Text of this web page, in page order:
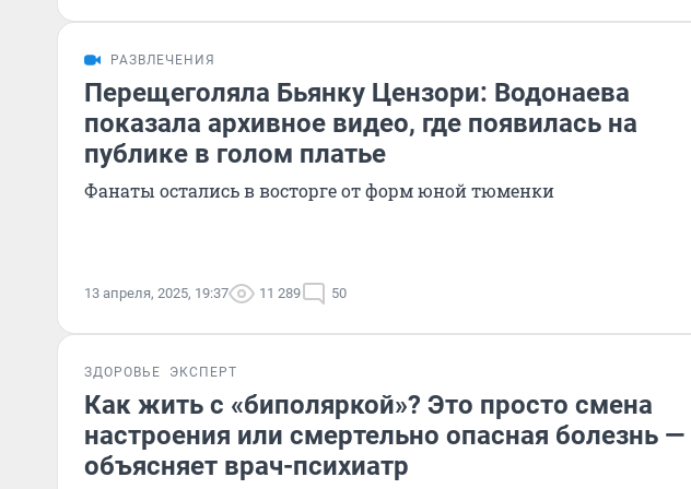
РАЗВЛЕЧЕНИЯ
Перещеголяла Бьянку Цензори: Водонаева
показала архивное видео, где появилась на
публике в голом платье
Фанаты остались в восторге от форм юной тюменки
13 апреля, 2025, 19:37 11 289 50
ЗДОРОВЬЕ ЭКСПЕРТ
Как жить с «биполяркой»? Это просто смена
настроения или смертельно опасная болезнь —
объясняет врач-психиатр